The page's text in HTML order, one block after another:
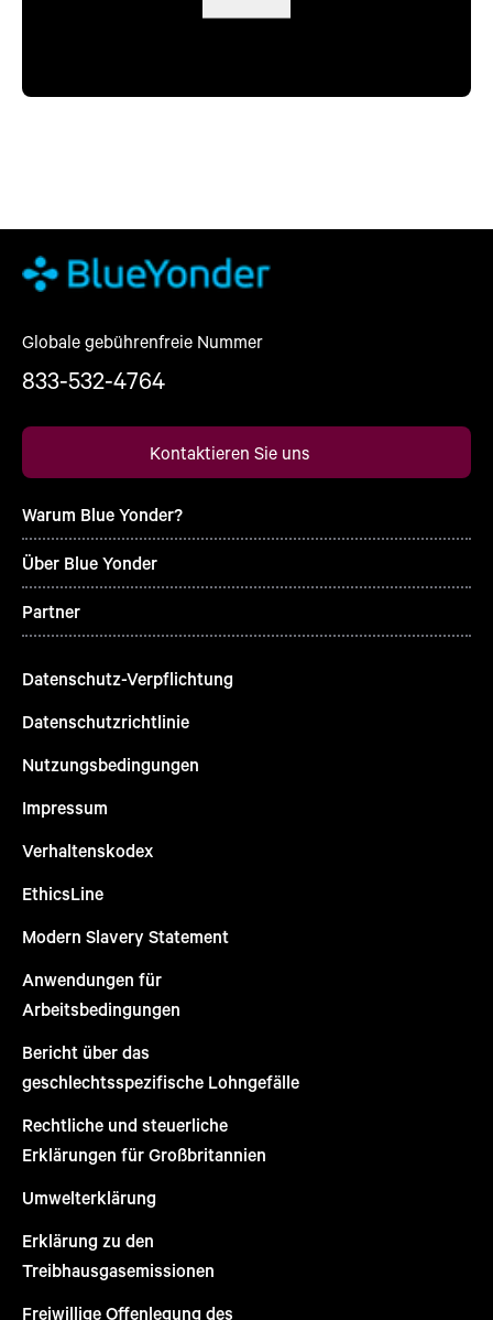
Globale gebührenfreie Nummer
833-532-4764
Kontaktieren Sie uns
Warum Blue Yonder?
Über Blue Yonder
Partner
Datenschutz-Verpflichtung
Datenschutzrichtlinie
Nutzungsbedingungen
Impressum
Verhaltenskodex
EthicsLine
Modern Slavery Statement
Anwendungen für
Arbeitsbedingungen
Bericht über das
geschlechtsspezifische Lohngefälle
Rechtliche und steuerliche
Erklärungen für Großbritannien
Umwelterklärung
Erklärung zu den
Treibhausgasemissionen
Freiwillige Offenlegung des